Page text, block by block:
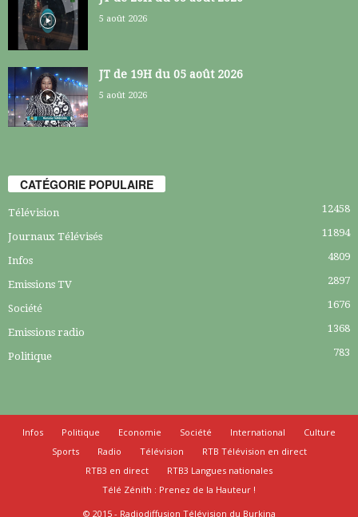
5 août 2026
JT de 19H du 05 août 2026
5 août 2026
CATÉGORIE POPULAIRE
Télévision 12458
Journaux Télévisés 11894
Infos 4809
Emissions TV 2897
Société 1676
Emissions radio 1368
Politique 783
Infos Politique Economie Société International
Culture
Sports
Radio Télévision
RTB Télévision en direct
RTB3 en direct
RTB3 Langues nationales
Télé Zénith : Prenez de la Hauteur !
© 2015 - Radiodiffusion Télévision du Burkina